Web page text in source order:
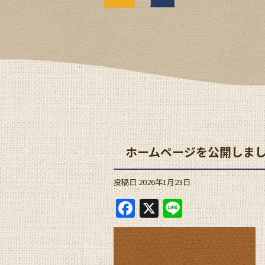
ホームページを公開しま
投稿日 2026年1月23日
F
a
c
X Li
n
e